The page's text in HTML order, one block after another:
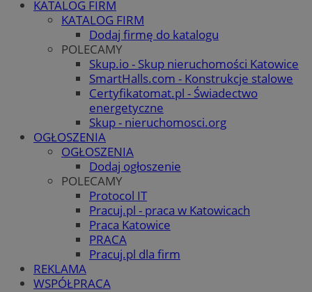
KATALOG FIRM
KATALOG FIRM
Dodaj firmę do katalogu
POLECAMY
Skup.io - Skup nieruchomości Katowice
SmartHalls.com - Konstrukcje stalowe
Certyfikatomat.pl - Świadectwo
energetyczne
Skup - nieruchomosci.org
OGŁOSZENIA
OGŁOSZENIA
Dodaj ogłoszenie
POLECAMY
Protocol IT
Pracuj.pl - praca w Katowicach
Praca Katowice
PRACA
Pracuj.pl dla firm
REKLAMA
WSPÓŁPRACA